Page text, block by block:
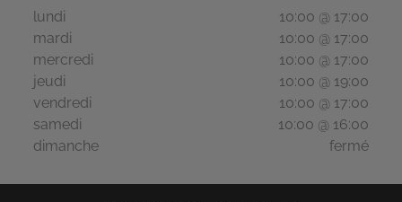
lundi
10:00 @ 17:00
mardi
10:00 @ 17:00
mercredi
10:00 @ 17:00
jeudi
10:00 @ 19:00
vendredi
10:00 @ 17:00
samedi
10:00 @ 16:00
dimanche
fermé